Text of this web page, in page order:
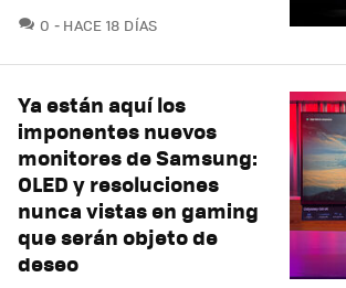
0 COMENTARIOS
HACE 18 DÍAS
Ya están aquí los
imponentes nuevos
monitores de Samsung:
OLED y resoluciones
nunca vistas en gaming
que serán objeto de
deseo